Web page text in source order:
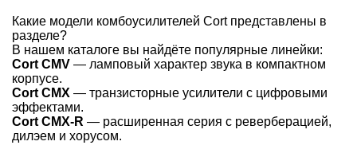
Какие модели комбоусилителей Cort представлены в
разделе?
В нашем каталоге вы найдёте популярные линейки:
Cort CMV ― ламповый характер звука в компактном
корпусе.
Cort CMX ― транзисторные усилители с цифровыми
эффектами.
Cort CMX-R ― расширенная серия с реверберацией,
дилэем и хорусом.